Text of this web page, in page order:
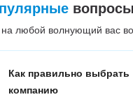
вопросы
любой волнующий вас
Как правильно выбрать
компанию